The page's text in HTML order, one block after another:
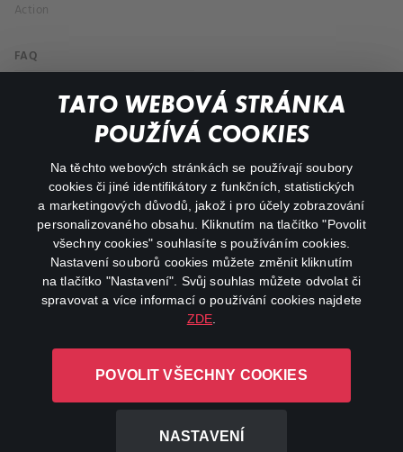
TATO WEBOVÁ STRÁNKA
POUŽÍVÁ COOKIES
Na těchto webových stránkách se používají soubory
cookies či jiné identifikátory z funkčních, statistických
a marketingových důvodů, jakož i pro účely zobrazování
personalizovaného obsahu. Kliknutím na tlačítko "Povolit
všechny cookies" souhlasíte s používáním cookies.
Nastavení souborů cookies můžete změnit kliknutím
na tlačítko "Nastavení". Svůj souhlas můžete odvolat či
spravovat a více informací o používání cookies najdete
ZDE
POVOLIT VŠECHNY COOKIES
NASTAVENÍ
Action
FAQ
My profile
facebookinstagram
youtube
L-1246 Luxembourg R.C.S.